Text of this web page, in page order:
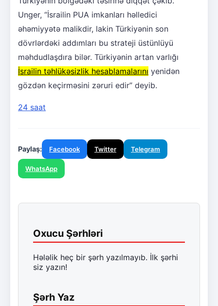
Unger, “İsrailin PUA imkanları həlledici
əhəmiyyətə malikdir, lakin Türkiyənin son
dövrlərdəki addımları bu strateji üstünlüyü
məhdudlaşdıra bilər. Türkiyənin artan varlığı
İsrailin təhlükəsizlik hesablamalarını yenidən
gözdən keçirməsini zəruri edir” deyib.
24 saat
Paylaş: Facebook Twitter Telegram
WhatsApp
Oxucu Şərhləri
Hələlik heç bir şərh yazılmayıb. İlk şərhi
siz yazın!
Şərh Yaz